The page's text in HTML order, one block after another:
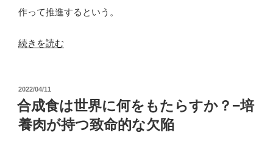
作って推進するという。
“人
推
進
議
続きを読む
投
稿
日:
2022/04/11
合成食は世界に何をもたらすか？−培
養肉が持つ致命的な欠陥